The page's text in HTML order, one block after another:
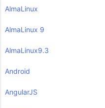
AlmaLinux
AlmaLinux 9
AlmaLinux9.3
Android
AngularJS